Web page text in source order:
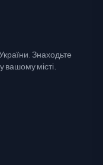
Знаходьте
вашому місті.